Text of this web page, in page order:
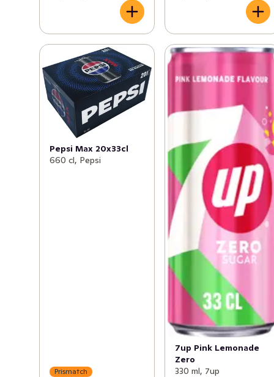
Pepsi Max 20x33cl
660 cl, Pepsi
Prismatch
7up Pink Lemonade
Zero
330 ml, 7up